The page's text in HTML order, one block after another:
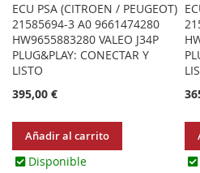
ECU PSA (CITROEN / PEUGEOT)
21585694-3 A0 9661474280
HW9655883280 VALEO J34P
PLUG&PLAY: CONECTAR Y
LISTO
395,00 €
Añadir al carrito
Disponible